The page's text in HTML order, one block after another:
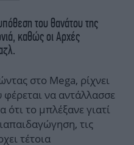
του θανάτου της
καθώς οι Αρχές
στο Mega, ρίχνει
να αντάλλασσε
ότι το μπλέξανε γιατί
τις
τέτοια